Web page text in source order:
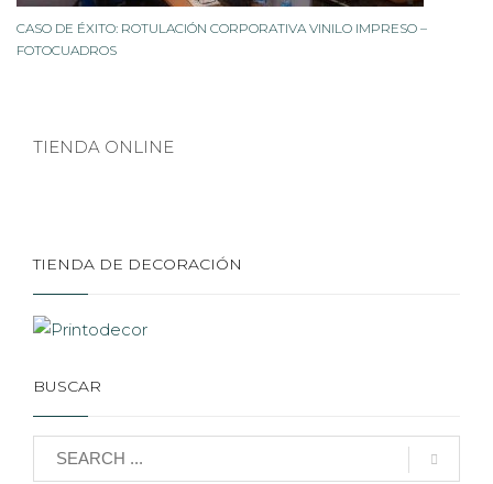
CASO DE ÉXITO: ROTULACIÓN CORPORATIVA VINILO IMPRESO –
FOTOCUADROS
TIENDA ONLINE
TIENDA DE DECORACIÓN
BUSCAR